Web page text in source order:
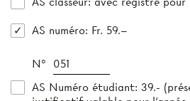
AS numéro: Fr. 59.–
N°
AS Numéro étudiant: 39.-